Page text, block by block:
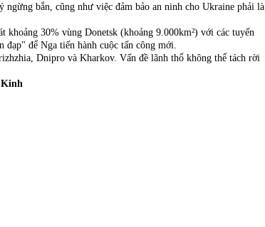
ngừng bắn, cũng như việc đảm bảo an ninh cho Ukraine phải là
30% vùng Donetsk (khoảng 9.000km²) với các tuyến
đạp" để Nga tiến hành cuộc tấn công mới.
Dnipro và Kharkov. Vấn đề lãnh thổ không thể tách rời
Kinh